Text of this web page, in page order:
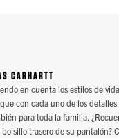
CARHARTT
en cuenta los estilos de
con cada uno de los
para toda la familia.
trasero de su pantalón?